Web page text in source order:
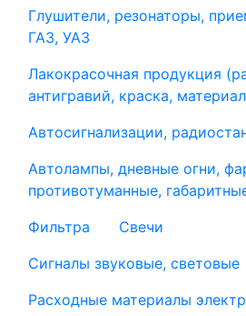
Глушители, резонаторы,
ГАЗ, УАЗ
Лакокрасочная продукция
антигравий, краска,
Автосигнализации,
Автолампы, дневные огни,
противотуманные,
Фильтра
Свечи
Сигналы звуковые, световые
Расходные материалы